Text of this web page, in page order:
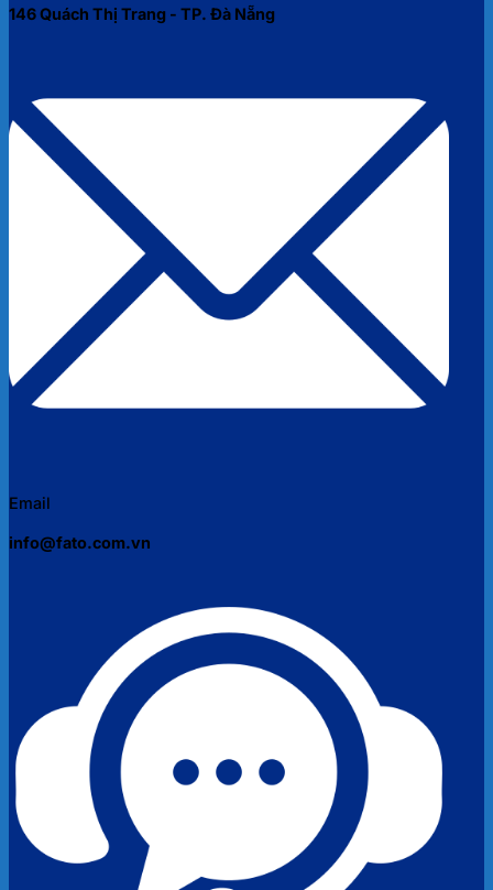
146 Quách Thị Trang - TP. Đà Nẵng
Email
info@fato.com.vn